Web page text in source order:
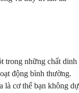
trong những chất dinh
động bình thường.
là cơ thể bạn không dự